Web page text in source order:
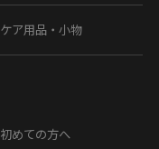
ケア用品・小物
初めての方へ